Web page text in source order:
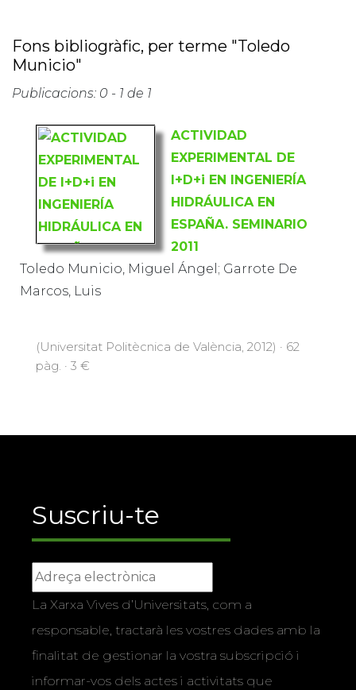
Fons bibliogràfic, per terme "Toledo
Municio"
Publicacions: 0 - 1 de 1
ACTIVIDAD
EXPERIMENTAL DE
I+D+i EN INGENIERÍA
HIDRÁULICA EN
ESPAÑA. SEMINARIO
2011
Toledo Municio, Miguel Ángel; Garrote De
Marcos, Luis
(Universitat Politècnica de València, 2012) · 62
pàg. · 3 €
Suscriu-te
La Xarxa Vives d’Universitats, com a
responsable, tractarà les vostres dades amb la
finalitat de gestionar la vostra subscripció i
informar-vos dels actes i activitats que